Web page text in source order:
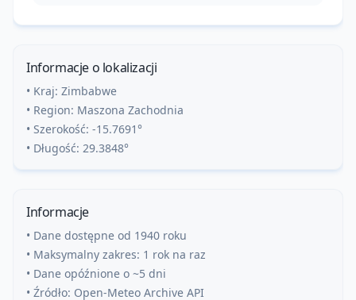
Informacje o lokalizacji
• Kraj: Zimbabwe
• Region: Maszona Zachodnia
• Szerokość: -15.7691°
• Długość: 29.3848°
Informacje
• Dane dostępne od 1940 roku
• Maksymalny zakres: 1 rok na raz
• Dane opóźnione o ~5 dni
• Źródło: Open-Meteo Archive API